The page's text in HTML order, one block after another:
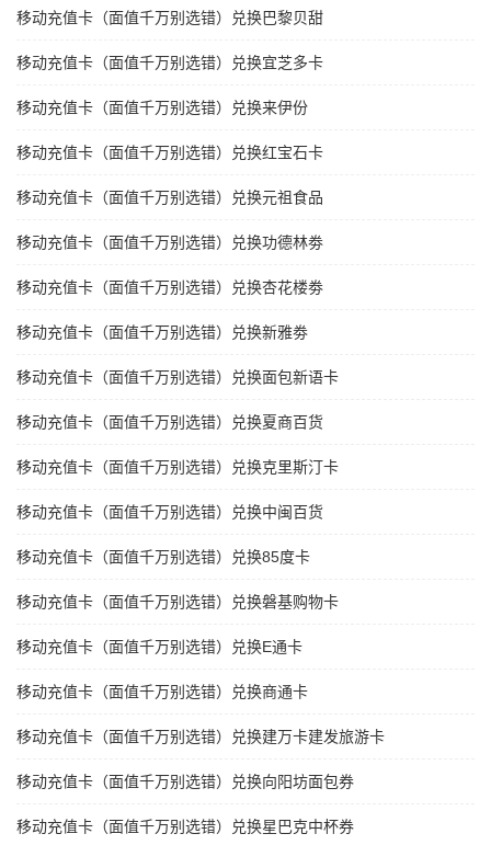
移动充值卡（面值千万别选错）兑换巴黎贝甜
移动充值卡（面值千万别选错）兑换宜芝多卡
移动充值卡（面值千万别选错）兑换来伊份
移动充值卡（面值千万别选错）兑换红宝石卡
移动充值卡（面值千万别选错）兑换元祖食品
移动充值卡（面值千万别选错）兑换功德林劵
移动充值卡（面值千万别选错）兑换杏花楼劵
移动充值卡（面值千万别选错）兑换新雅劵
移动充值卡（面值千万别选错）兑换面包新语卡
移动充值卡（面值千万别选错）兑换夏商百货
移动充值卡（面值千万别选错）兑换克里斯汀卡
移动充值卡（面值千万别选错）兑换中闽百货
移动充值卡（面值千万别选错）兑换85度卡
移动充值卡（面值千万别选错）兑换磐基购物卡
移动充值卡（面值千万别选错）兑换E通卡
移动充值卡（面值千万别选错）兑换商通卡
移动充值卡（面值千万别选错）兑换建万卡建发旅游卡
移动充值卡（面值千万别选错）兑换向阳坊面包券
移动充值卡（面值千万别选错）兑换星巴克中杯券